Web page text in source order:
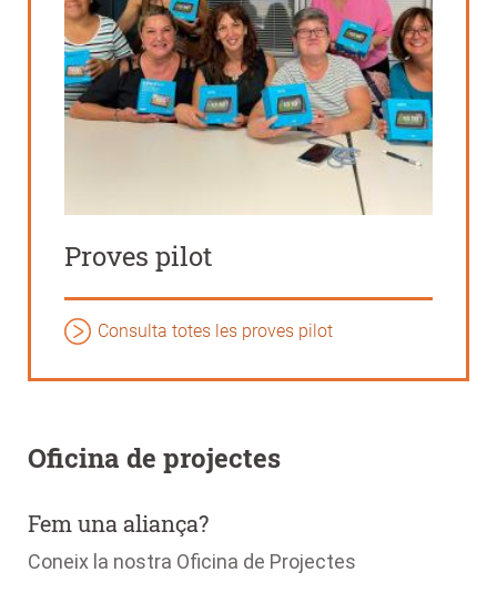
Proves pilot
Consulta totes les proves pilot
Oficina de projectes
Fem una aliança?
Coneix la nostra Oficina de Projectes